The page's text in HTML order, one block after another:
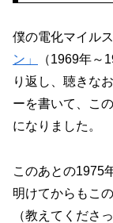
僕の電化マイル
ン」
（1969年～
り返し、聴きな
ーを書いて、こ
になりました。
このあとの1975
明けてからもこ
（教えてくださ